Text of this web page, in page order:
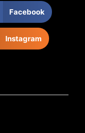
Facebook
Instagram